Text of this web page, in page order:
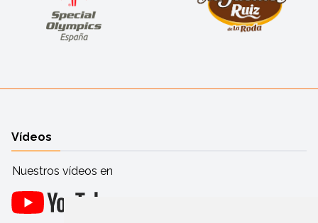
Vídeos
Nuestros vídeos en